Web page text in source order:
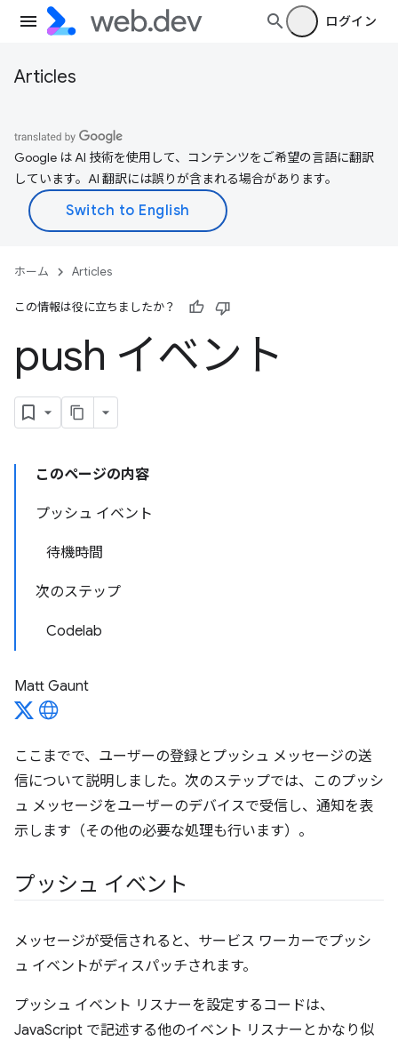
ログイン
Articles
Google は AI 技術を使用して、コンテンツをご希望の言語に翻訳
しています。AI 翻訳には誤りが含まれる場合があります。
ホーム Articles
この情報は役に立ちましたか？
push イベント
このページの内容
プッシュ イベント
待機時間
次のステップ
Codelab
Matt Gaunt
ここまでで、ユーザーの登録とプッシュ メッセージの送
信について説明しました。次のステップでは、このプッシ
ュ メッセージをユーザーのデバイスで受信し、通知を表
示します（その他の必要な処理も行います）。
プッシュ イベント
メッセージが受信されると、サービス ワーカーでプッシ
ュ イベントがディスパッチされます。
プッシュ イベント リスナーを設定するコードは、
JavaScript で記述する他のイベント リスナーとかなり似